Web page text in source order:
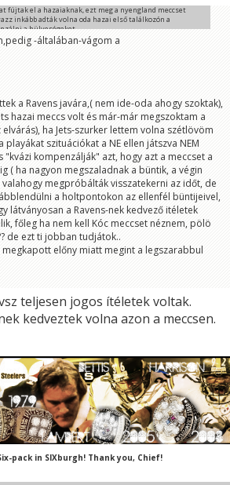
fújtak el a hazaiaknak, ezt meg a nyengland meccset
inkább adták volna oda hazai első találkozón a
a hülyeségeket,
-általában-vágom a
a Ravens javára,( nem ide-oda ahogy szoktak),
hazai meccs volt és már-már megszoktam a
ha Jets-szurker lettem volna szétlövöm
szituációkat a NE ellen játszva NEM
"kvázi kompenzálják" azt, hogy azt a meccset a
( ha nagyon megszaladnak a büntik, a végin
megpróbálták visszatekerni az időt, de
a holtpontokon az ellenfél büntijeivel,
látványosan a Ravens-nek kedvező itéletek
főleg ha nem kell Kóc meccset néznem, pölö
de ezt ti jobban tudjátok..
előny miatt megint a legszarabbul
teljesen jogos ítéletek voltak.
kedveztek volna azon a meccsen.
pack in SIXburgh! Thank you, Chief!